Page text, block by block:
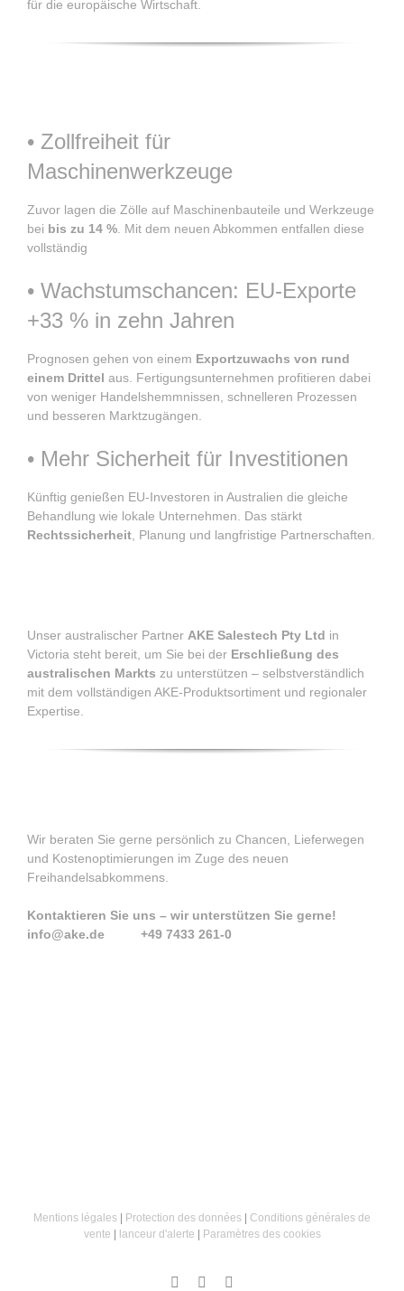
für die europäische Wirtschaft.
• Zollfreiheit für
Maschinenwerkzeuge
Zuvor lagen die Zölle auf Maschinenbauteile und Werkzeuge
bei bis zu 14 % . Mit dem neuen Abkommen entfallen diese
vollständig
• Wachstumschancen: EU-Exporte
+33 % in zehn Jahren
Prognosen gehen von einem Exportzuwachs von rund
einem Drittel aus. Fertigungsunternehmen profitieren dabei
von weniger Handelshemmnissen, schnelleren Prozessen
und besseren Marktzugängen.
• Mehr Sicherheit für Investitionen
Künftig genießen EU-Investoren in Australien die gleiche
Behandlung wie lokale Unternehmen. Das stärkt
Rechtssicherheit, Planung und langfristige Partnerschaften.
Unser australischer Partner AKE Salestech Pty Ltd in
Victoria steht bereit, um Sie bei der Erschließung des
australischen Markts zu unterstützen – selbstverständlich
mit dem vollständigen AKE-Produktsortiment und regionaler
Expertise.
Wir beraten Sie gerne persönlich zu Chancen, Lieferwegen
und Kostenoptimierungen im Zuge des neuen
Freihandelsabkommens.
Kontaktieren Sie uns – wir unterstützen Sie gerne!
info@ake.de +49 7433 261-0
Mentions légales Protection des données
Conditions générales de
vente
lanceur d'alerte Paramètres des cookies
InstagramFacebook